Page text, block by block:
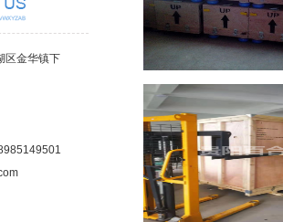
区金华镇下